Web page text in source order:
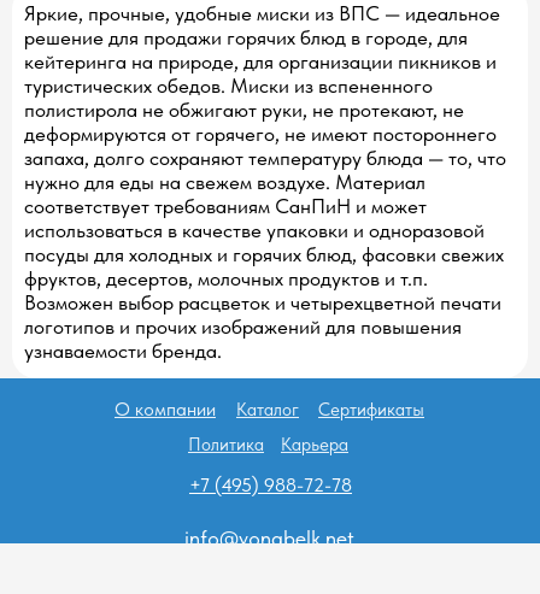
Яркие, прочные, удобные миски из ВПС — идеальное
решение для продажи горячих блюд в городе, для
кейтеринга на природе, для организации пикников и
туристических обедов. Миски из вспененного
полистирола не обжигают руки, не протекают, не
деформируются от горячего, не имеют постороннего
запаха, долго сохраняют температуру блюда — то, что
нужно для еды на свежем воздухе. Материал
соответствует требованиям СанПиН и может
использоваться в качестве упаковки и одноразовой
посуды для холодных и горячих блюд, фасовки свежих
фруктов, десертов, молочных продуктов и т.п.
Возможен выбор расцветок и четырехцветной печати
логотипов и прочих изображений для повышения
узнаваемости бренда.
О компании
Карьера
Сертификаты
Каталог
Политика
+7 (495) 988-72-78
info@vonabelk.net